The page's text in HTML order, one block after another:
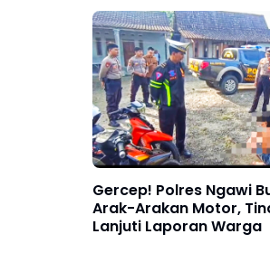
Gercep! Polres Ngawi
Arak-Arakan Motor,
Lanjuti Laporan Warga